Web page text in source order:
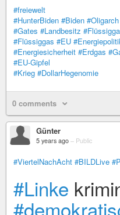
#freiewelt
#HunterBiden #Biden #Oligarch
#Gates #Landbesitz
#Flüssiggas #EU
#Energiesicherheit #Erdgas
#EU-Gipfel
#Krieg #DollarHegenomie
0 comments
Günter
5 years ago – Public
#ViertelNachAcht #BILDLive
#Linke